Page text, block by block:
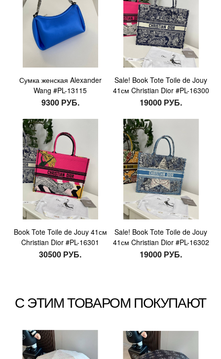
Сумка женская Alexander
Wang #PL-13115
9300 РУБ.
Sale! Book Tote Toile de Jouy
41см Christian Dior #PL-16300
19000 РУБ.
Book Tote Toile de Jouy 41см
Christian Dior #PL-16301
30500 РУБ.
Sale! Book Tote Toile de Jouy
41см Christian Dior #PL-16302
19000 РУБ.
С ЭТИМ ТОВАРОМ ПОКУПАЮТ